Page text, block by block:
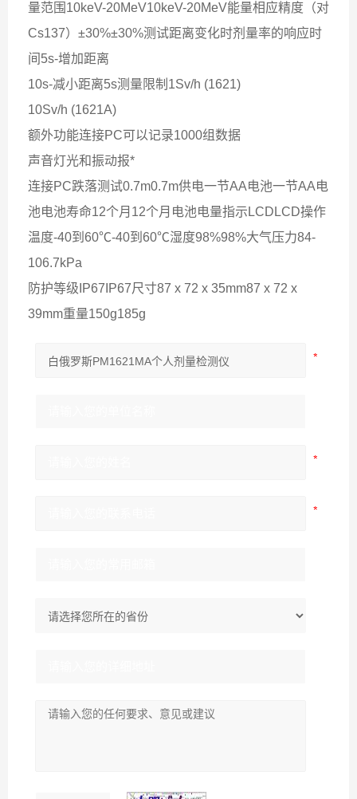
量范围10keV-20MeV10keV-20MeV能量相应精度（对
Cs137）±30%±30%测试距离变化时剂量率的响应时
间5s-增加距离
10s-减小距离5s测量限制1Sv/h (1621)
10Sv/h (1621A)
额外功能连接PC可以记录1000组数据
声音灯光和振动报*
连接PC跌落测试0.7m0.7m供电一节AA电池一节AA电
池电池寿命12个月12个月电池电量指示LCDLCD操作
温度-40到60℃-40到60℃湿度98%98%大气压力84-
106.7kPa
防护等级IP67IP67尺寸87 x 72 x 35mm87 x 72 x
39mm重量150g185g